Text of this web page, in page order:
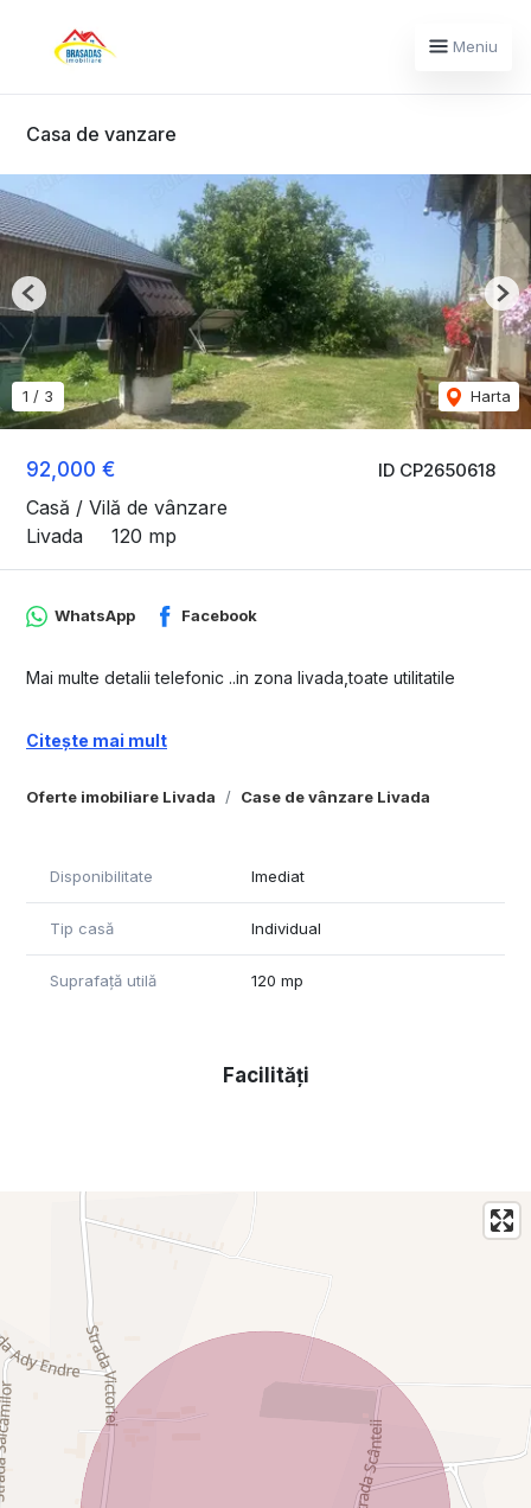
Meniu
Casa de vanzare
ID CP2650618
92,000 €
Casă / Vilă de vânzare
Livada
120 mp
1 / 3 Harta
Previous
Oferte imobiliare Livada Case de vânzare Livada
WhatsApp Facebook
Mai multe detalii telefonic ..in zona livada,toate utilitatile
Citește mai mult
Disponibilitate Imediat
Tip casă Individual
Suprafață utilă 120 mp
Facilități